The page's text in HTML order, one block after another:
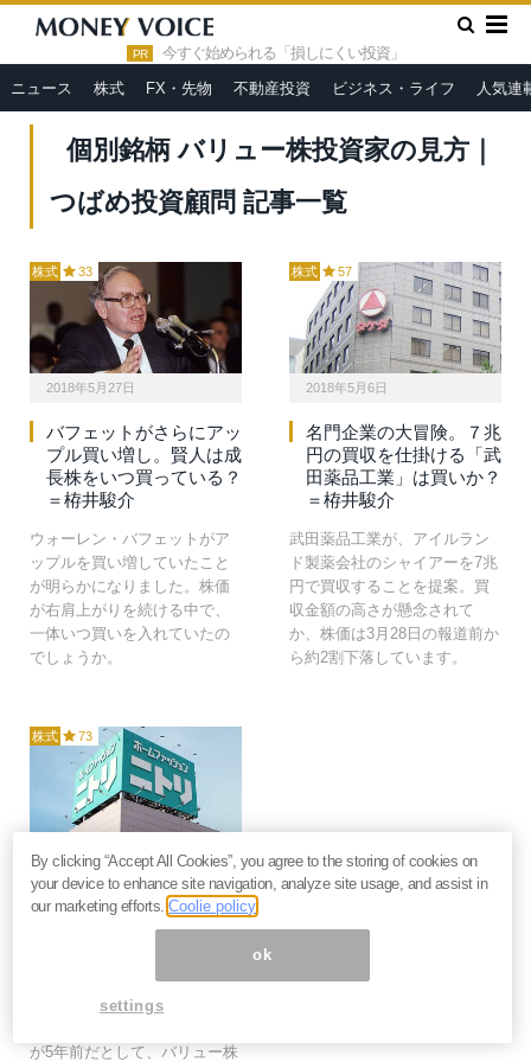
PR 今すぐ始められる「損しにくい投資」
ニュース 株式 FX・先物 不動産投資 ビジネス・ライフ 人気連
HOME » 個別銘柄 バリュー株投資家の見方｜つばめ投資顧問
個別銘柄 バリュー株投資家の見方｜
つばめ投資顧問 記事一覧
株式 33
2018年5月27日
バフェットがさらにアッ
プル買い増し。賢人は成
長株をいつ買っている？
＝栫井駿介
ウォーレン・バフェットがア
ップルを買い増していたこと
が明らかになりました。株価
が右肩上がりを続ける中で、
一体いつ買いを入れていたの
でしょうか。
株式 57
2018年5月6日
名門企業の大冒険。７兆
円の買収を仕掛ける「武
田薬品工業」は買いか？
＝栫井駿介
武田薬品工業が、アイルラン
ド製薬会社のシャイアーを7兆
円で買収することを提案。買
収金額の高さが懸念されて
か、株価は3月28日の報道前か
ら約2割下落しています。
株式 73
2018年4月19日
５年で株価５倍のニト
リ。もう２度と割安成長
ニトリ＜9843＞の株価はこの5
が5年前だとして、バリュー株
By clicking “Accept All Cookies”, you agree to the storing of cookies on
your device to enhance site navigation, analyze site usage, and assist in
our marketing efforts.Coolie policy
ok
settings